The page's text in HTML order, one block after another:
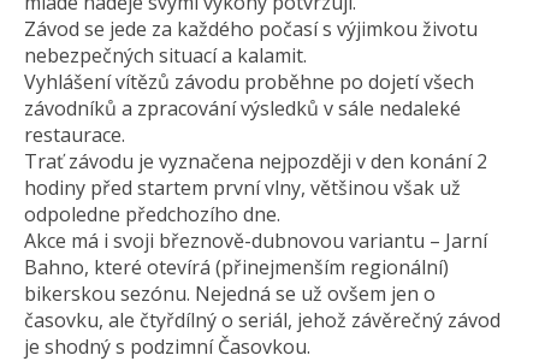
Závod se jede za každého počasí s výjimkou životu
nebezpečných situací a kalamit.
Vyhlášení vítězů závodu proběhne po dojetí všech
závodníků a zpracování výsledků v sále nedaleké
restaurace.
Trať závodu je vyznačena nejpozději v den konání 2
hodiny před startem první vlny, většinou však už
odpoledne předchozího dne.
Akce má i svoji březnově-dubnovou variantu – Jarní
Bahno, které otevírá (přinejmenším regionální)
bikerskou sezónu. Nejedná se už ovšem jen o
časovku, ale čtyřdílný o seriál, jehož závěrečný závod
je shodný s podzimní Časovkou.